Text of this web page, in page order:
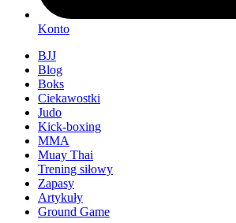
Konto
BJJ
Blog
Boks
Ciekawostki
Judo
Kick-boxing
MMA
Muay Thai
Trening siłowy
Zapasy
Artykuły
Ground Game